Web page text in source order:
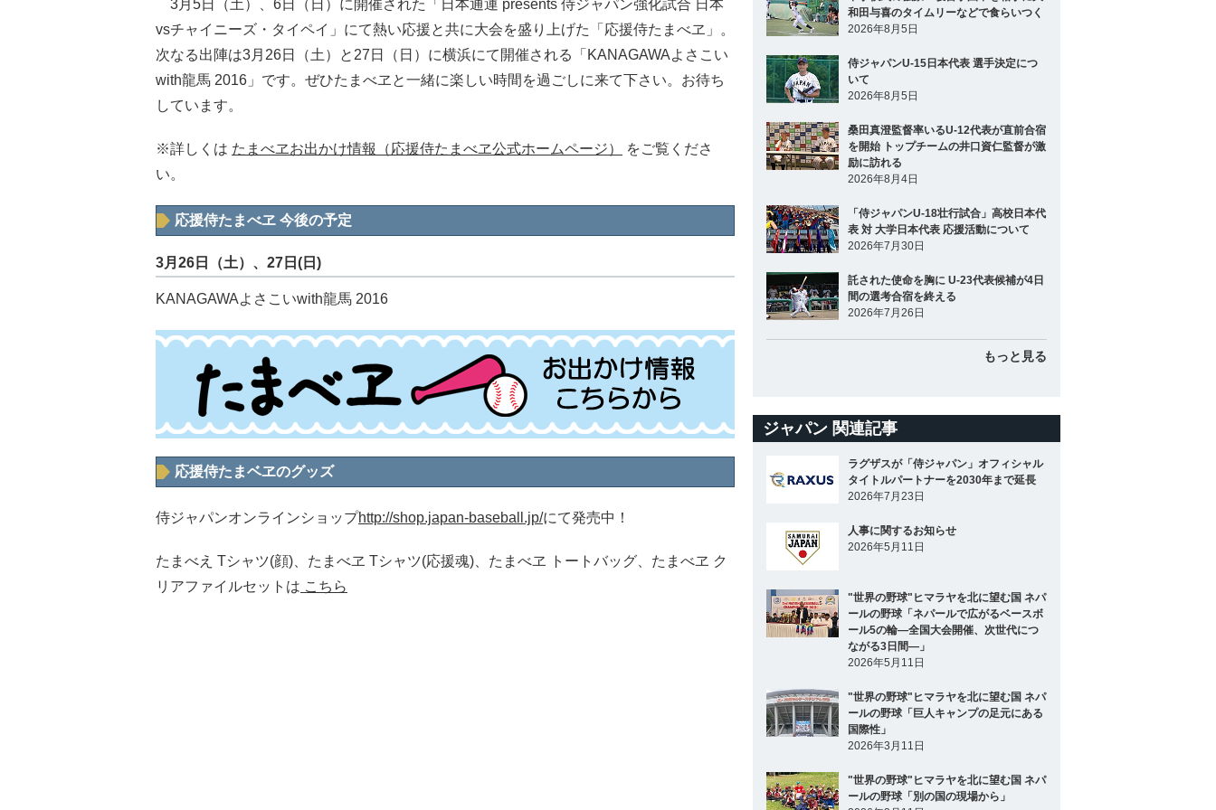
3月5日（土）、6日（日）に開催された「日本通運 presents 侍ジャパン強化試合 日本
vsチャイニーズ・タイペイ」にて熱い応援と共に大会を盛り上げた「応援侍たまべヱ」。
次なる出陣は3月26日（土）と27日（日）に横浜にて開催される「KANAGAWAよさこい
with龍馬 2016」です。ぜひたまべヱと一緒に楽しい時間を過ごしに来て下さい。お待ち
しています。
※詳しくは たまべヱお出かけ情報（応援侍たまべヱ公式ホームページ）
をご覧くださ
い。
応援侍たまべヱ 今後の予定
3月26日（土）、27日(日)
KANAGAWAよさこいwith龍馬 2016
応援侍たまベヱのグッズ
侍ジャパンオンラインショップhttp://shop.japan-baseball.jp/にて発売中！
たまべえ Tシャツ(顔)、たまべヱ Tシャツ(応援魂)、たまべヱ トートバッグ、たまべヱ ク
リアファイルセットは こちら
和田与喜のタイムリーなどで食らいつく
2026年8月5日
侍ジャパンU-15日本代表 選手決定につ
いて
2026年8月5日
桑田真澄監督率いるU-12代表が直前合宿
を開始 トップチームの井口資仁監督が激
励に訪れる
2026年8月4日
「侍ジャパンU-18壮行試合」高校日本代
表 対 大学日本代表 応援活動について
2026年7月30日
託された使命を胸に U-23代表候補が4日
間の選考合宿を終える
2026年7月26日
もっと見る
ジャパン 関連記事
ラグザスが「侍ジャパン」オフィシャル
タイトルパートナーを2030年まで延長
2026年7月23日
人事に関するお知らせ
2026年5月11日
"世界の野球"ヒマラヤを北に望む国 ネパ
ールの野球「ネパールで広がるベースボ
ール5の輪―全国大会開催、次世代につ
ながる3日間―」
2026年5月11日
"世界の野球"ヒマラヤを北に望む国 ネパ
ールの野球「巨人キャンプの足元にある
国際性」
2026年3月11日
"世界の野球"ヒマラヤを北に望む国 ネパ
ールの野球「別の国の現場から」